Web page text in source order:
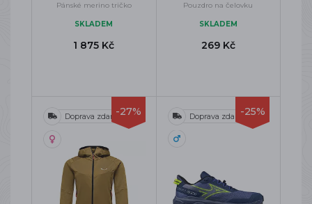
Pánské merino tričko
SKLADEM
1 875 Kč
Pouzdro na čelovku
SKLADEM
269 Kč
-27%
Doprava zdarma -25%
Doprava zdarma